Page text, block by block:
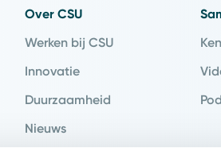
Over CSU
Werken bij CSU
Innovatie
Duurzaamheid
Nieuws